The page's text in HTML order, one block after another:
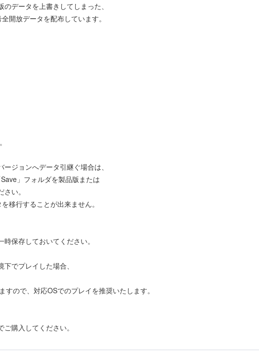
データを上書きしてしまった、
放データを配布しています。
ジョンへデータ引継ぐ場合は、
」フォルダを製品版または
い。
移行することが出来ません。
保存しておいてください。
でプレイした場合、
ので、対応OSでのプレイを推奨いたします。
購入してください。